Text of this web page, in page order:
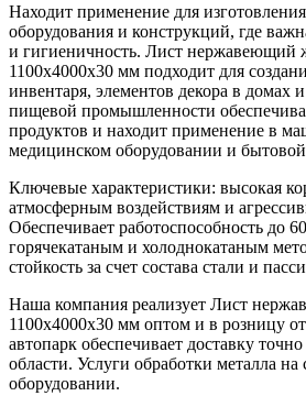
Находит применение для
оборудования и конструкций, где
и гигиеничность. Лист нержавеющий
1100х4000х30 мм подходит для
инвентаря, элементов декора в домах
пищевой промышленности
продуктов и находит применение в
медицинском оборудовании и
Ключевые характеристики: высокая
атмосферным воздействиям и
Обеспечивает работоспособность до
горячекатаным и холоднокатаным
стойкость за счет состава стали и
Наша компания реализует Лист
1100х4000х30 мм оптом и в розницу
автопарк обеспечивает доставку
области. Услуги обработки металла
оборудовании.